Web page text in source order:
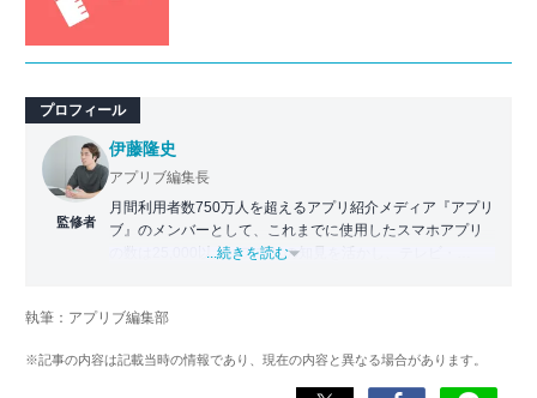
プロフィール
監修者
伊藤隆史
アプリブ編集長
月間利用者数750万人を超えるアプリ紹介メディア『アプリ
ブ』のメンバーとして、これまでに使用したスマホアプリ
の数は25,000以上。アプリの知見を活かし、テレビ・
化アプリの紹介）、TBS『サタプラ』（スマホライフが変
スマホアプリ）他
...続きを読む
執筆：アプリブ編集部
※記事の内容は記載当時の情報であり、現在の内容と異なる場合があります。